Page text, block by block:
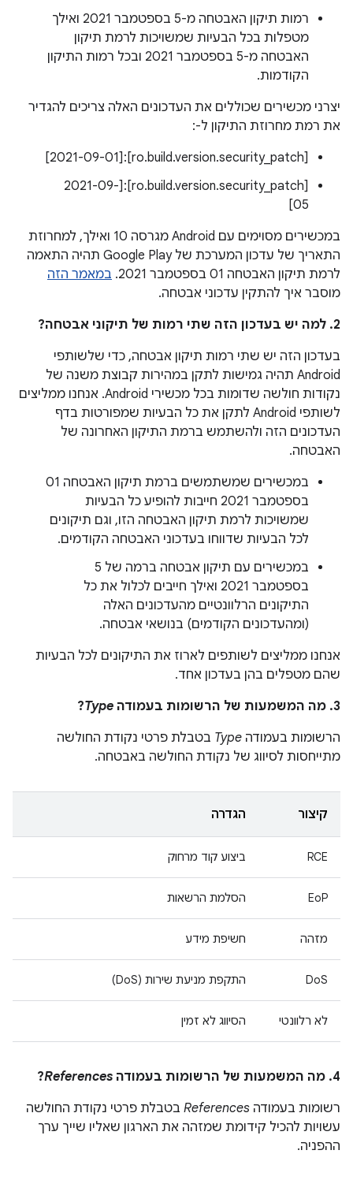
רמות תיקון האבטחה מ-5 בספטמבר 2021 ואילך
מטפלות בכל הבעיות שמשויכות לרמת תיקון
האבטחה מ-5 בספטמבר 2021 ובכל רמות התיקון
הקודמות.
יצרני מכשירים שכוללים את העדכונים האלה צריכים להגדיר
את רמת מחרוזת התיקון ל-:
[ro.build.version.security_patch]:‏[2021-09-01]
[ro.build.version.security_patch]:‏[2021-09-
05]
במכשירים מסוימים עם Android מגרסה 10 ואילך, למחרוזת
התאריך של עדכון המערכת של Google Play תהיה התאמה
לרמת תיקון האבטחה 01 בספטמבר 2021.
במאמר הזה
מוסבר איך להתקין עדכוני אבטחה.
2. למה יש בעדכון הזה שתי רמות של תיקוני אבטחה?
בעדכון הזה יש שתי רמות תיקון אבטחה, כדי שלשותפי
Android תהיה גמישות לתקן במהירות קבוצת משנה של
נקודות חולשה שדומות בכל מכשירי Android. אנחנו ממליצים
לשותפי Android לתקן את כל הבעיות שמפורטות בדף
העדכונים הזה ולהשתמש ברמת התיקון האחרונה של
האבטחה.
במכשירים שמשתמשים ברמת תיקון האבטחה 01
בספטמבר 2021 חייבות להופיע כל הבעיות
שמשויכות לרמת תיקון האבטחה הזו, וגם תיקונים
לכל הבעיות שדווחו בעדכוני האבטחה הקודמים.
במכשירים עם תיקון אבטחה ברמה של 5
בספטמבר 2021 ואילך חייבים לכלול את כל
התיקונים הרלוונטיים מהעדכונים האלה
(ומהעדכונים הקודמים) בנושאי אבטחה.
אנחנו ממליצים לשותפים לארוז את התיקונים לכל הבעיות
שהם מטפלים בהן בעדכון אחד.
3. מה המשמעות של הרשומות בעמודה
Type
?
הרשומות בעמודה Type בטבלת פרטי נקודת החולשה
מתייחסות לסיווג של נקודת החולשה באבטחה.
קיצור הגדרה
RCE ביצוע קוד מרחוק
EoP הסלמת הרשאות
מזהה חשיפת מידע
DoS התקפת מניעת שירות (DoS)
לא רלוונטי הסיווג לא זמין
4. מה המשמעות של הרשומות בעמודה References
?
רשומות בעמודה References בטבלת פרטי נקודת החולשה
עשויות להכיל קידומת שמזהה את הארגון שאליו שייך ערך
ההפניה.